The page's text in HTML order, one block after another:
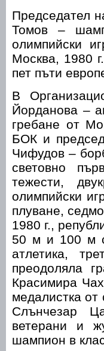
Председател
Томов –
олимпийски
Москва, 1980
пет пъти
В
Йорданова –
гребане от
БОК и
Чифудов –
световно
тежести,
олимпийски
плуване,
1980 г.,
50 м и 100 м
атлетика,
преодоляла
Красимира
медалистка от
Слънчезар
ветерани и
шампион в